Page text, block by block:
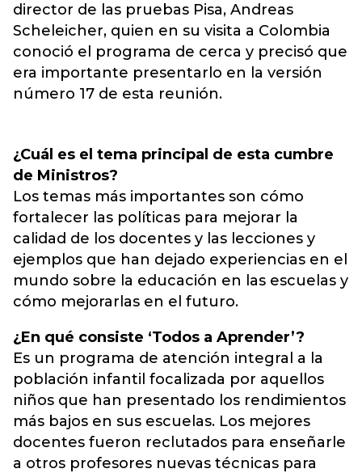
director de las pruebas Pisa, Andreas
Scheleicher, quien en su visita a Colombia
conoció el programa de cerca y precisó que
era importante presentarlo en la versión
número 17 de esta reunión.
¿Cuál es el tema principal de esta cumbre
de Ministros?
Los temas más importantes son cómo
fortalecer las políticas para mejorar la
calidad de los docentes y las lecciones y
ejemplos que han dejado experiencias en el
mundo sobre la educación en las escuelas y
cómo mejorarlas en el futuro.
¿En qué consiste ‘Todos a Aprender’?
Es un programa de atención integral a la
población infantil focalizada por aquellos
niños que han presentado los rendimientos
más bajos en sus escuelas. Los mejores
docentes fueron reclutados para enseñarle
a otros profesores nuevas técnicas para